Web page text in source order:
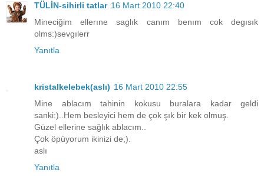
TÜLİN-sihirli tatlar 16 Mart 2010 22:40
Mineciğim ellerıne saglık canım benım cok degısık
olms:)sevgılerr
Yanıtla
kristalkelebek(aslı) 16 Mart 2010 22:55
Mine ablacım tahinin kokusu buralara kadar geldi
sanki:)..Hem besleyici hem de çok şık bir kek olmuş.
Güzel ellerine sağlık ablacım..
Çok öpüyorum ikinizi de;).
aslı
Yanıtla